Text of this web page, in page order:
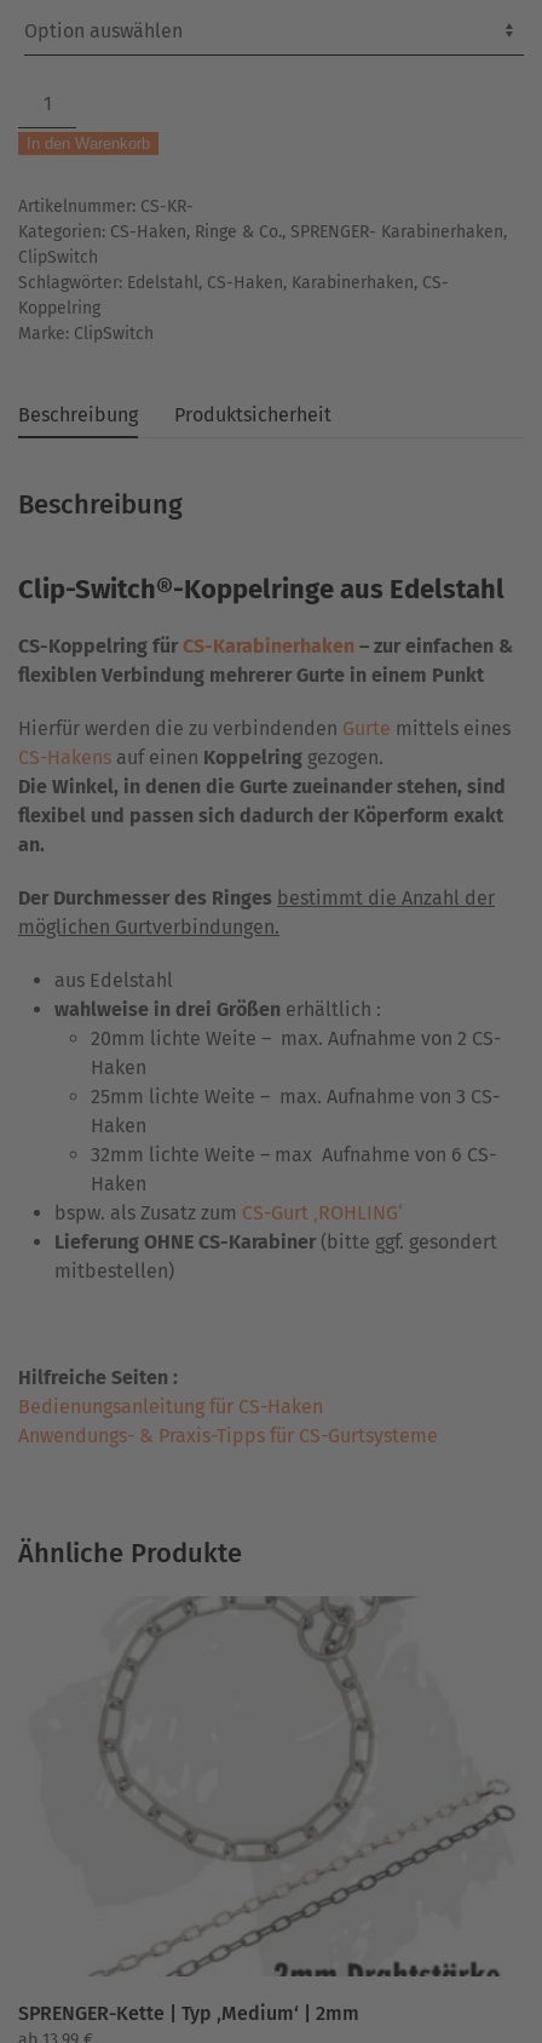
CS-
Koppelring
|
Edelstahl
|
für
CS-
Haken
In den Warenkorb
Artikelnummer: CS-KR-
Kategorien: CS-Haken, Ringe & Co., SPRENGER- Karabinerhaken,
ClipSwitch
Schlagwörter: Edelstahl, CS-Haken, Karabinerhaken, CS-
Koppelring
Marke: ClipSwitch
Beschreibung Produktsicherheit
Beschreibung
Clip-Switch®-Koppelringeaus Edelstahl
CS-Koppelring für CS-Karabinerhaken – zur einfachen &
flexiblen Verbindung mehrerer Gurte in einem Punkt
Hierfür werden die zu verbindenden Gurte mittels eines
CS-Hakens auf einen Koppelring gezogen.
Die Winkel, in denen die Gurte zueinander stehen, sind
flexibel und passen sich dadurch der Köperform exakt
an.
Der Durchmesser des Ringes bestimmt die Anzahl der
möglichen Gurtverbindungen.
aus Edelstahl
wahlweise in drei Größen erhältlich :
20mm lichte Weite – max. Aufnahme von 2 CS-
Haken
25mm lichte Weite – max. Aufnahme von 3 CS-
Haken
32mm lichte Weite – max Aufnahme von 6 CS-
Haken
bspw. als Zusatz zum CS-Gurt ‚ROHLING‘
Lieferung OHNE CS-Karabiner (bitte ggf. gesondert
mitbestellen)
Hilfreiche Seiten :
Bedienungsanleitung für CS-Haken
Anwendungs- & Praxis-Tipps für CS-Gurtsysteme
Ähnliche Produkte
SPRENGER-Kette | Typ ‚Medium‘ | 2mm